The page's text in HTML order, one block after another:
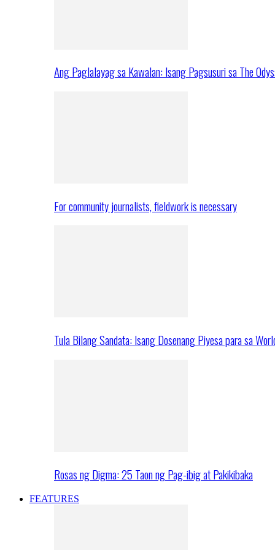
Ang Paglalayag sa Kawalan: Isang Pagsusuri sa The
For community journalists, fieldwork is necessary
Tula Bilang Sandata: Isang Dosenang Piyesa para sa
Rosas ng Digma: 25 Taon ng Pag-ibig at Pakikibaka
FEATURES